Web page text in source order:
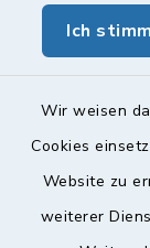
Ich
Wir weisen
Cookies
Website zu
weiterer
geoPortal